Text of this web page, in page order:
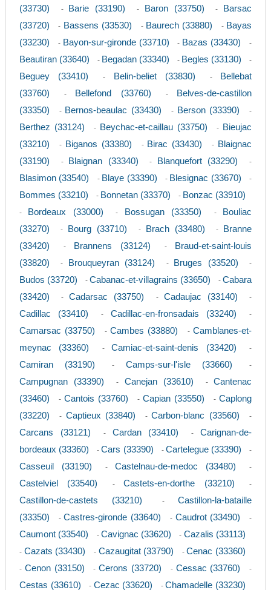
(33730) - Barie (33190) - Baron (33750) -
Barsac
(33720)
- Bassens (33530) - Baurech (33880) - Bayas
(33230)
- Bayon-sur-gironde (33710) - Bazas (33430) -
Beautiran (33640) - Begadan (33340) - Begles (33130) -
Beguey (33410) - Belin-beliet (33830) -
Bellebat
(33760)
- Bellefond (33760) -
Belves-de-castillon
(33350)
- Bernos-beaulac (33430) - Berson (33390) -
Berthez (33124) - Beychac-et-caillau (33750) - Bieujac
(33210)
- Biganos (33380) - Birac (33430) - Blaignac
(33190)
- Blaignan (33340) - Blanquefort (33290) -
Blasimon (33540) - Blaye (33390) - Blesignac (33670) -
Bommes (33210) - Bonnetan (33370) - Bonzac (33910)
- Bordeaux (33000) - Bossugan (33350) -
Bouliac
(33270)
- Bourg (33710) - Brach (33480) -
Branne
(33420)
- Brannens (33124) -
Braud-et-saint-louis
(33820)
- Brouqueyran (33124) - Bruges (33520) -
Budos (33720) - Cabanac-et-villagrains (33650) -Cabara
(33420)
-Cadarsac (33750) - Cadaujac (33140) -
Cadillac (33410) - Cadillac-en-fronsadais (33240) -
Camarsac (33750) -Cambes (33880) -Camblanes-et-
meynac (33360)
-Camiac-et-saint-denis (33420) -
Camiran (33190) - Camps-sur-l'isle (33660) -
Campugnan (33390) - Canejan (33610) -Cantenac
(33460)
- Cantois (33760) -Capian (33550) -Caplong
(33220)
- Captieux (33840) -Carbon-blanc (33560) -
Carcans (33121) - Cardan (33410) -Carignan-de-
bordeaux (33360)
-Cars (33390) - Cartelegue (33390) -
Casseuil (33190) - Castelnau-de-medoc (33480) -
Castelviel (33540) -Castets-en-dorthe (33210) -
Castillon-de-castets (33210) -Castillon-la-bataille
(33350)
-Castres-gironde (33640) - Caudrot (33490) -
Caumont (33540) - Cavignac (33620) - Cazalis (33113)
- Cazats (33430) - Cazaugitat (33790) -Cenac (33360)
- Cenon (33150) -Cerons (33720) - Cessac (33760) -
Cestas (33610) - Cezac (33620) -Chamadelle (33230)